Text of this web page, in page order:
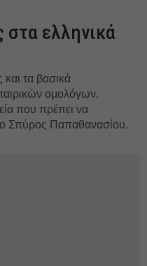
στα ελληνικά
και τα βασικά
ομολόγων.
που πρέπει να
ο Σπύρος Παπαθανασίου.